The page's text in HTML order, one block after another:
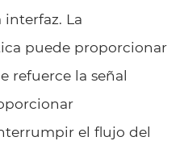
La
puede proporcionar
refuerce la señal
el flujo del